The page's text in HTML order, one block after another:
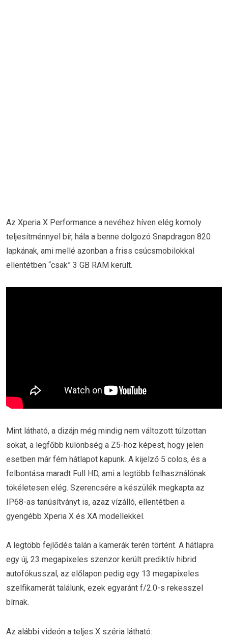
Az Xperia X Performance a nevéhez híven elég komoly
teljesítménnyel bír, hála a benne dolgozó Snapdragon 820
lapkának, ami mellé azonban a friss csúcsmobilokkal
ellentétben “csak” 3 GB RAM került.
Mint látható, a dizájn még mindig nem változott túlzottan
sokat, a legfőbb különbség a Z5-höz képest, hogy jelen
esetben már fém hátlapot kapunk. A kijelző 5 colos, és a
felbontása maradt Full HD, ami a legtöbb felhasználónak
tökéletesen elég. Szerencsére a készülék megkapta az
IP68-as tanúsítványt is, azaz vízálló, ellentétben a
gyengébb Xperia X és XA modellekkel.
A legtöbb fejlődés talán a kamerák terén történt. A hátlapra
egy új, 23 megapixeles szenzor került prediktív hibrid
autofókusszal, az előlapon pedig egy 13 megapixeles
szelfikamerát találunk, ezek egyaránt f/2.0-s rekesszel
bírnak.
Az alábbi videón a teljes X széria látható: